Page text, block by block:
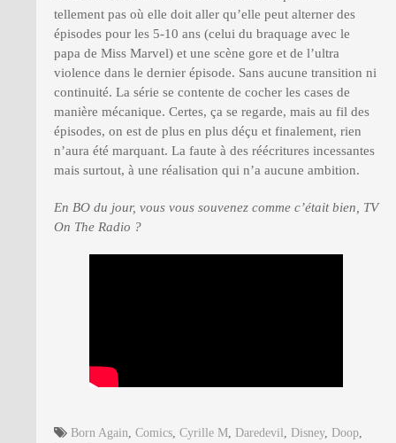
tellement pas où elle doit aller qu’elle peut alterner des
épisodes pour les 5-10 ans (celui du braquage avec le
papa de Miss Marvel) et une scène gore et de l’ultra
violence dans le dernier épisode. Sans aucune transition ni
continuité. La série se contente de cocher les cases de
manière mécanique. Certes, ça se regarde, mais au fil des
épisodes, on est de plus en plus déçu et finalement, rien
n’aura été marquant. La faute à des réécritures incessantes
mais surtout, à une réalisation qui n’a aucune ambition.
En BO du jour, vous vous souvenez comme c’était bien, TV
On The Radio ?
Born Again Comics Cyrille M Daredevil Disney, Doop